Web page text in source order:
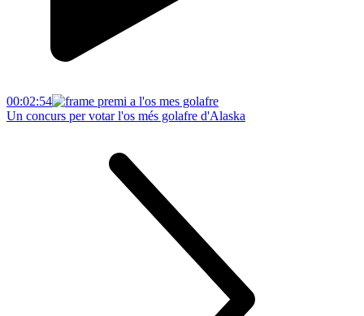
00:02:54
Un concurs per votar l'os més golafre d'Alaska